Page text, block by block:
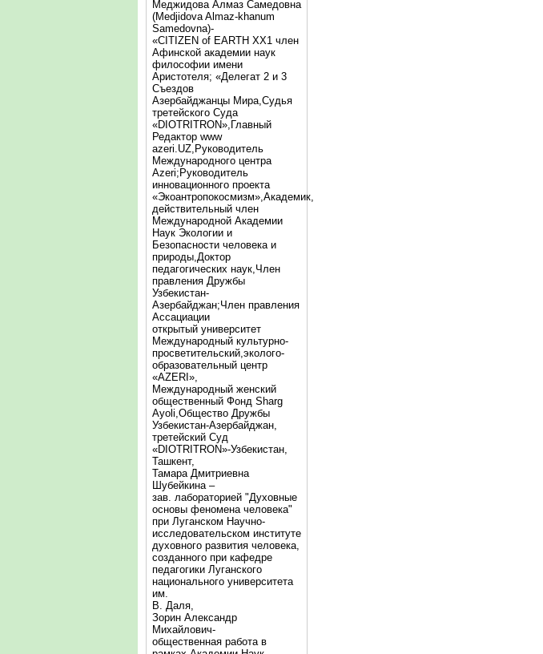
Меджидова Алмаз Самедовна
(Medjidova Almaz-khanum
Samedovna)-
«CITIZEN of EARTH XX1 член
Афинской академии наук
философии имени
Аристотеля; «Делегат 2 и 3
Съездов
Азербайджанцы Мира,Судья
третейского Суда
«DIOTRITRON»,Главный
Редактор www
azeri.UZ,Руководитель
Международного центра
Аzeri;Руководитель
инновационного проекта
«Экоантропокосмизм»,Академик,
действительный член
Международной Академии
Наук Экологии и
Безопасности человека и
природы,Доктор
педагогических наук,Член
правления Дружбы
Узбекистан-
Азербайджан;Член правления
Ассациации
открытый университет
Международный культурно-
просветительский,эколого-
образовательный центр
«AZERI»,
Mеждународный женский
общественный Фонд Sharg
Аyoli,Общество Дружбы
Узбекистан-Азербайджан,
третейский Суд
«DIOTRITRON»-Узбекистан,
Ташкент,
Тамара Дмитриевна
Шубейкина –
зав. лабораторией "Духовные
основы феномена человека"
при Луганском Научно-
исследовательском институте
духовного развития человека,
созданного при кафедре
педагогики Луганского
национального университета
им.
В. Даля,
Зорин Александр
Михайлович-
общественная работа в